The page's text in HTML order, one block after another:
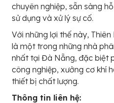
chuyên nghiệp, sẵn sàng
sử dụng và xử lý sự cố.
Với những lợi thế này,
là một trong những nhà
nhất tại Đà Nẵng, đặc biệt
công nghiệp, xưởng cơ khí
thiết bị chất lượng.
Thông tin liên hệ: